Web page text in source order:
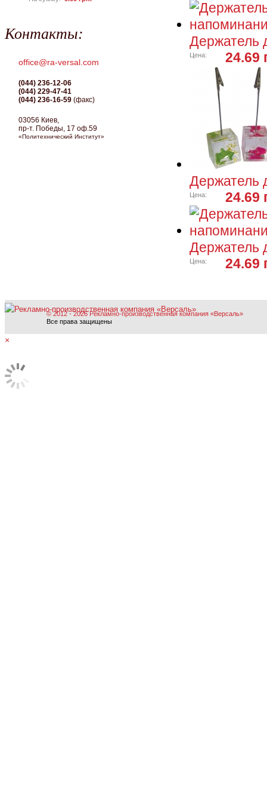
Контакты:
office@ra-versal.com
(044) 236-12-06
(044) 229-47-41
(044) 236-16-59 (факс)
03056 Киев,
пр-т. Победы, 17 оф.59
«Политехнический Институт»
Держатель
Цена: 24.69
Держатель
Цена: 24.69
Держатель
Цена: 24.69
© 2012 - 2026 Рекламно-производственная компания «Версаль»
Все права защищены
×